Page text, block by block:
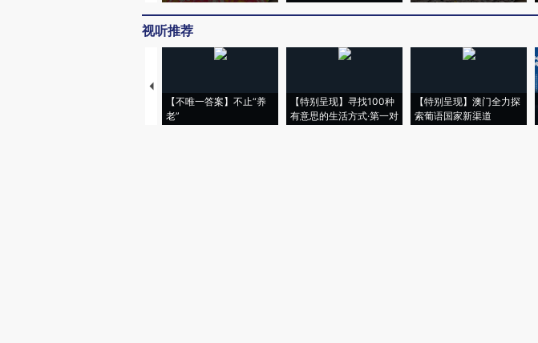
视听推荐
【不唯一答案】不止“养
老”
【特别呈现】寻找100种
有意思的生活方式·第一对
【特别呈现】澳门全力探
索葡语国家新渠道